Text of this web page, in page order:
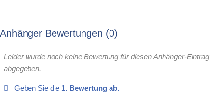
Anhänger Bewertungen 0
Leider wurde noch keine Bewertung für diesen Anhänger-Eintrag
abgegeben.
Geben Sie die 1. Bewertung ab.